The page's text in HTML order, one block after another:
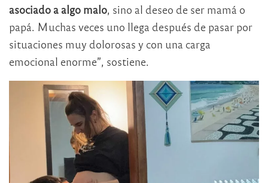
asociado a algo malo, sino al deseo de ser mamá o
papá. Muchas veces uno llega después de pasar por
situaciones muy dolorosas y con una carga
emocional enorme”, sostiene.